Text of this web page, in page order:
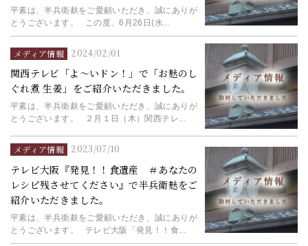
平素は、半兵衛麸をご愛顧いただき、誠にありが
とうございます。 この度、6月26日(水...
2024/02/01
メディア情報
関西テレビ「よ～いドン！」で「お麸のし
ぐれ煮 生姜」をご紹介いただきました。
平素は、半兵衛麸をご愛顧いただき、誠にありが
とうございます。 ２月１日（木）関西テレ...
2023/07/10
メディア情報
テレビ大阪『発見！！食遺産 ＃あなたの
レシピ残させてください』で半兵衛麸をご
紹介いただきました。
平素は、半兵衛麸をご愛顧いただき、誠にありが
とうございます。 テレビ大阪「発見！！食...